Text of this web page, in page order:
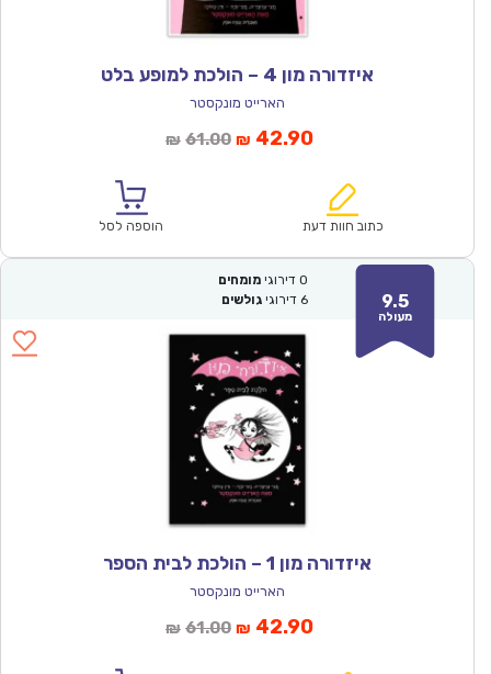
איזדורה מון 4 – הולכת למופע בלט
הארייט מונקסטר
₪ 61.00המחיר
₪61.00.
₪ 42.90המחיר
הוא:
כתוב חוות דעת הוספה לסל
9.5
מעולה
0 דירוגי מומחים
6 דירוגי גולשים
איזדורה מון 1 – הולכת לבית הספר
הארייט מונקסטר
₪ 61.00המחיר
₪ 42.90המחיר